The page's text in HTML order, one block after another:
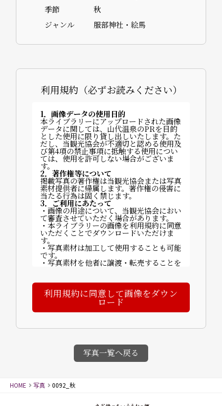
季節
秋
ジャンル
服部神社・絵馬
利用規約（必ずお読みください）
1．画像データの使用目的
本ライブラリーにアップロードされた画像
データに関しては、山代温泉のPRを目的
とした使用に限り貸し出しいたします。た
だし、当観光協会が不適切と認める使用及
び第4項の禁止事項に抵触する使用につい
ては、使用を許可しない場合がございま
す。
2．著作権等について
掲載写真の著作権は当観光協会または写真
素材提供者に帰属します。著作権の侵害に
当たる行為は固く禁じます。
3．ご利用にあたって
・画像の用途について、当観光協会におい
て審査させていただく場合があります。
・本ライブラリーの画像を利用規約に同意
いただくことでダウンロードいただけま
す。
・写真素材は加工して使用することも可能
です。
・写真素材を他者に譲渡・転売することを
・掲載時は以下いずれかのクレジットを記
載してください：
「©山代温泉観光協会」「写真提供：山代
温泉観光協会」など。
【完成物の送付について】
丁目70番地
4．禁止事項
・画像素材に商品性が依存する商品の製
造・販売（例：カレンダー等）
反する行為
・迷惑メールへの使用、画像への直リンク
画像使用により発生した損害について、当
利用規約に同意して画像をダウン
ロード
写真一覧へ戻る
HOME 写真 0092_秋